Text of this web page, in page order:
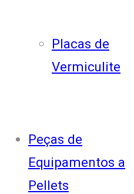
Placas de
Vermiculite
Peças de
Equipamentos a
Pellets